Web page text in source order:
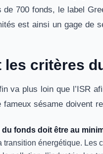
700 fonds, le label
est ainsi un gage de
les critères
va plus loin que l’ISR
fameux sésame doivent
du fonds doit être au
transition énergétique. Les